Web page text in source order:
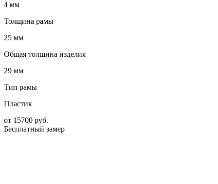
4 мм
Толщина рамы
25 мм
Общая толщина изделия
29 мм
Тип рамы
Пластик
от 15700 руб.
Бесплатный замер